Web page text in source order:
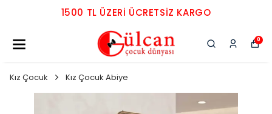
1500 TL ÜZERI ÜCRETSIZ KARGO
0
Kız Çocuk Kız Çocuk Abiye